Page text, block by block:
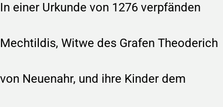
In einer Urkunde von 1276 verpfänden
Mechtildis, Witwe des Grafen Theoderich
von Neuenahr, und ihre Kinder dem